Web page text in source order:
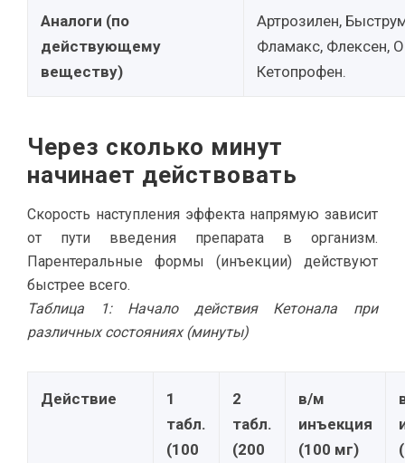
Аналоги (по
действующему
веществу)
Артрозилен,
Фламакс, Флексен,
Кетопрофен.
Через сколько минут
начинает действовать
Скорость наступления эффекта напрямую зависит
от пути введения препарата в организм.
Парентеральные формы (инъекции) действуют
быстрее всего.
Таблица 1: Начало действия Кетонала при
различных состояниях (минуты)
Действие
1
табл.
(100
2
табл.
(200
в/м
инъекция
(100 мг)